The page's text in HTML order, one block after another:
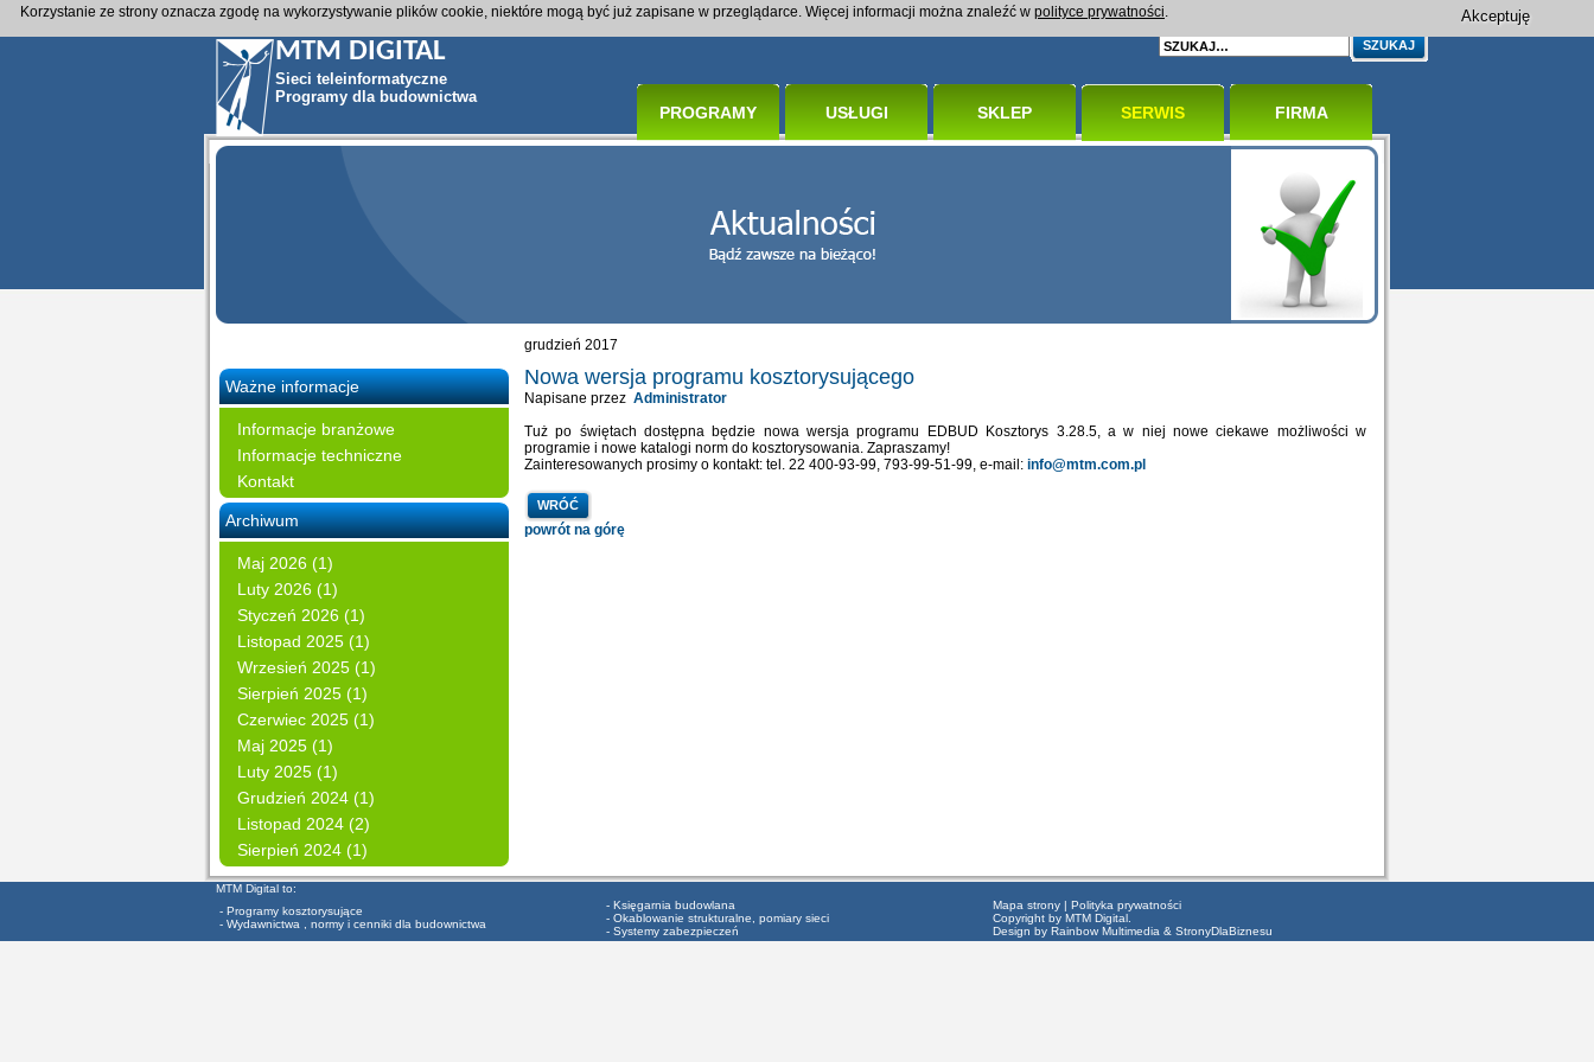
MTM DIGITAL
Sieci teleinformatyczne
Programy dla budownictwa
PROGRAMY USŁUGI SKLEP SERWIS FIRMA
Ważne informacje
Informacje branżowe
Informacje techniczne
Kontakt
Archiwum
Maj 2026 (1)
Luty 2026 (1)
Styczeń 2026 (1)
Listopad 2025 (1)
Wrzesień 2025 (1)
Sierpień 2025 (1)
Czerwiec 2025 (1)
Maj 2025 (1)
Luty 2025 (1)
Grudzień 2024 (1)
Listopad 2024 (2)
Sierpień 2024 (1)
grudzień 2017
Nowa wersja programu kosztorysującego
Napisane przez Administrator
Tuż po świętach dostępna będzie nowa wersja programu EDBUD Kosztorys 3.28.5, a w niej nowe ciekawe możliwości w
programie i nowe katalogi norm do kosztorysowania. Zapraszamy!
Zainteresowanych prosimy o kontakt: tel. 22 400-93-99, 793-99-51-99, e-mail: info@mtm.com.pl
WRÓĆ
powrót na górę
MTM Digital to:
- Programy kosztorysujące
- Wydawnictwa , normy i cenniki dla budownictwa
- Księgarnia budowlana
- Okablowanie strukturalne, pomiary sieci
- Systemy zabezpieczeń
Mapa strony | Polityka prywatności
Copyright by MTM Digital.
Design by Rainbow Multimedia & StronyDlaBiznesu
Korzystanie ze strony oznacza zgodę na wykorzystywanie plików cookie, niektóre mogą być już zapisane w przeglądarce. Więcej informacji można znaleźć w polityce prywatności. Akceptuję